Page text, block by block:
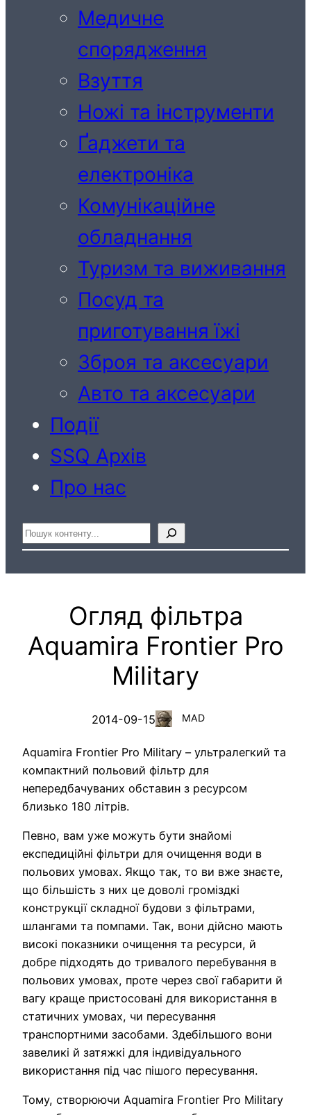
Медичне
спорядження
Взуття
Ножі та інструменти
Ґаджети та
електроніка
Комунікаційне
обладнання
Туризм та виживання
Посуд та
приготування їжі
Зброя та аксесуари
Авто та аксесуари
Події
SSQ Архів
Про нас
Пошук
Огляд фільтра
Aquamira Frontier Pro
Military
2014-09-15 MAD
Aquamira Frontier Pro Military – ультралегкий та
компактний польовий фільтр для
непередбачуваних обставин з ресурсом
близько 180 літрів.
Певно, вам уже можуть бути знайомі
експедиційні фільтри для очищення води в
польових умовах. Якщо так, то ви вже знаєте,
що більшість з них це доволі громіздкі
конструкції складної будови з фільтрами,
шлангами та помпами. Так, вони дійсно мають
високі показники очищення та ресурси, й
добре підходять до тривалого перебування в
польових умовах, проте через свої габарити й
вагу краще пристосовані для використання в
статичних умовах, чи пересування
транспортними засобами. Здебільшого вони
завеликі й затяжкі для індивідуального
використання під час пішого пересування.
Тому, створюючи Aquamira Frontier Pro Military